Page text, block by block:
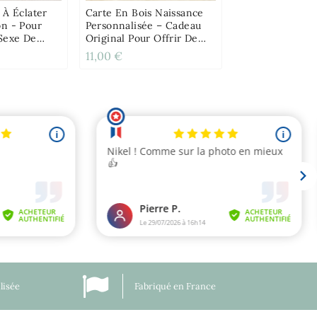
Éclater
- Pour
De
Carte En Bois Naissance
Personnalisée – Cadeau
Original Pour Offrir De
L’argent
11,00 €
Fabriqué en France